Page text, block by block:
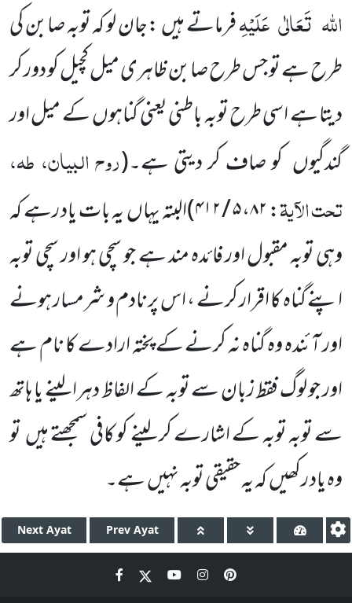
اللہ تَعَالٰی عَلَیْہِفرماتے ہیں :جان لو کہ توبہ صابن کی
طرح ہے تو جس طرح صابن ظاہری میل کچیل کو دور کر
دیتا ہے اسی طرح توبہ باطنی یعنی گناہوں کے میل اور
گندگیوں کو صاف کر دیتی ہے۔(روح البیان، طہ،
تحت الآیۃ:۸۲،۵ / ۴۱۲ )البتہ یہاں یہ بات یاد رہے کہ
وہی توبہ مقبول اور فائدہ مند ہے جو سچی ہو اور سچی توبہ
اپنے گناہ کا اقرار کرنے ، اس پر نادم و شرمسار ہونے
اور آئندہ وہ گناہ نہ کرنے کے پختہ ارادے کا نام ہے
اور جو لوگ فقط زبان سے توبہ کے الفاظ دہرا لینے یا ہاتھ
سے توبہ توبہ کے اشارے کر لینے کو کافی سمجھتے ہیں تو
وہ یاد رکھیں کہ یہ حقیقی توبہ نہیں ہے۔
Next Ayat Prev Ayat